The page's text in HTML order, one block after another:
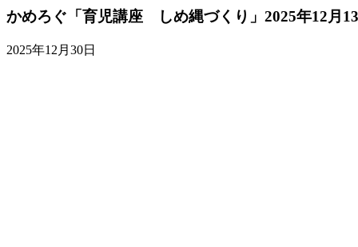
かめろぐ「育児講座 しめ縄づくり」2025年12月
2025年12月30日